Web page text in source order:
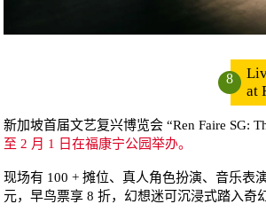
8
at
新加坡首届文艺复兴博览会 “Ren Faire SG:
至 2 月 1 日在福康宁公园举办。
现场有 100 + 摊位、真人角色扮演、音乐表
元，早鸟票享 8 折，幻想迷可沉浸式踏入奇